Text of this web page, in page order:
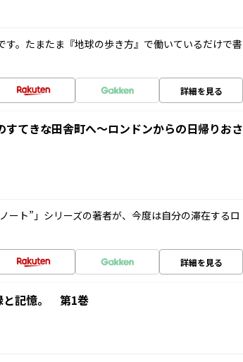
。たまたま『地球の歩き方』で働いているだけで書
詳細を見る
てきな田舎町へ～ロンドンからの日帰りおさ
ート”」シリーズの著者が、今度は自分の滞在するロ
詳細を見る
と記憶。 第1巻